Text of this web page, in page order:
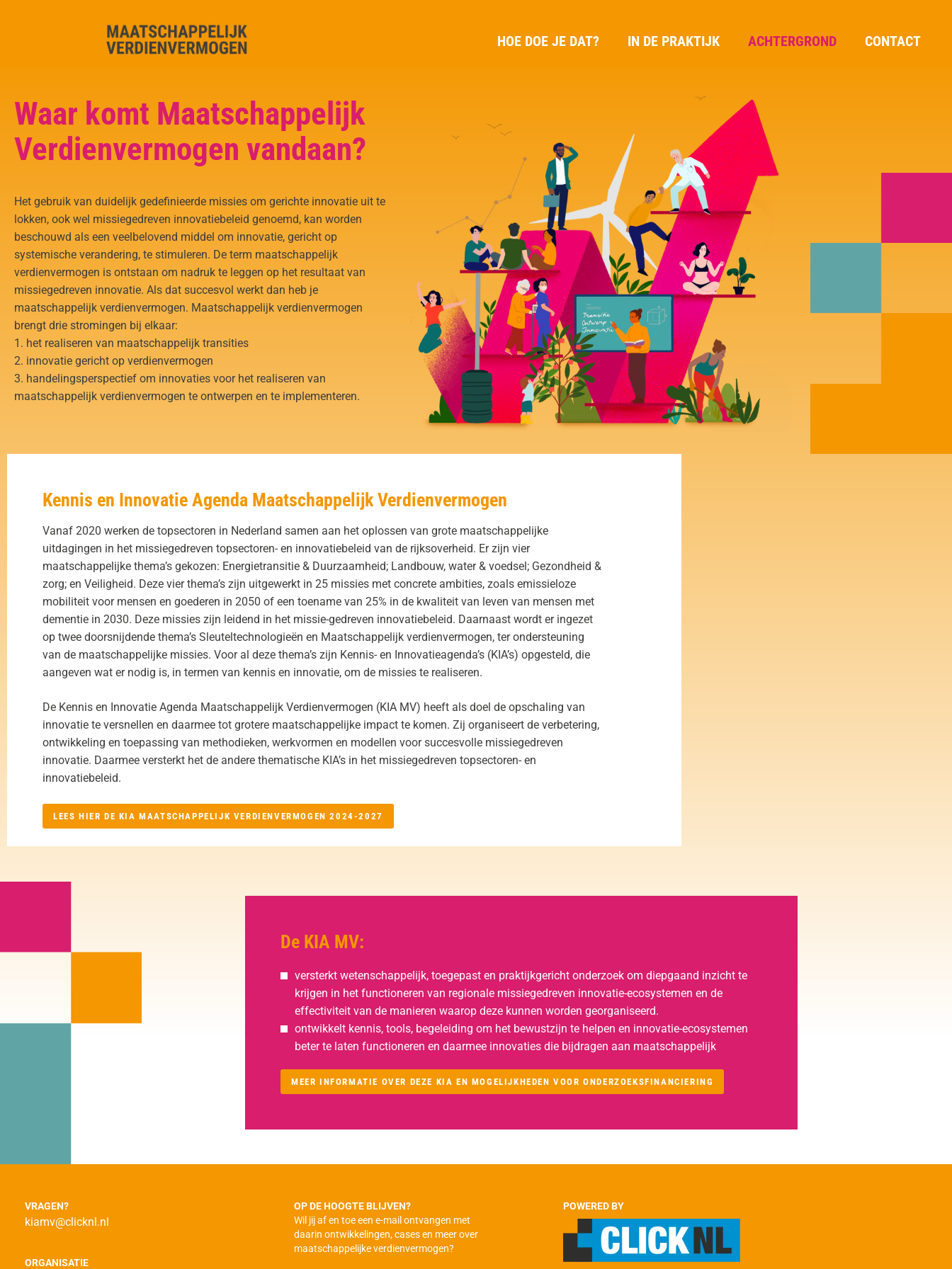
HOE DOE JE DAT? IN DE PRAKTIJK ACHTERGROND CONTACT
Waar komt Maatschappelijk
Verdienvermogen vandaan?
Het gebruik van duidelijk gedefinieerde missies om gerichte innovatie uit te
lokken, ook wel missiegedreven innovatiebeleid genoemd, kan worden
beschouwd als een veelbelovend middel om innovatie, gericht op
systemische verandering, te stimuleren. De term maatschappelijk
verdienvermogen is ontstaan om nadruk te leggen op het resultaat van
missiegedreven innovatie. Als dat succesvol werkt dan heb je
maatschappelijk verdienvermogen. Maatschappelijk verdienvermogen
brengt drie stromingen bij elkaar:
1. het realiseren van maatschappelijk transities
2. innovatie gericht op verdienvermogen
3. handelingsperspectief om innovaties voor het realiseren van
maatschappelijk verdienvermogen te ontwerpen en te implementeren.
Kennis en Innovatie Agenda Maatschappelijk Verdienvermogen
Vanaf 2020 werken de topsectoren in Nederland samen aan het oplossen van grote maatschappelijke
uitdagingen in het missiegedreven topsectoren- en innovatiebeleid van de rijksoverheid. Er zijn vier
maatschappelijke thema’s gekozen: Energietransitie & Duurzaamheid; Landbouw, water & voedsel; Gezondheid &
zorg; en Veiligheid. Deze vier thema’s zijn uitgewerkt in 25 missies met concrete ambities, zoals emissieloze
mobiliteit voor mensen en goederen in 2050 of een toename van 25% in de kwaliteit van leven van mensen met
dementie in 2030. Deze missies zijn leidend in het missie-gedreven innovatiebeleid. Daarnaast wordt er ingezet
op twee doorsnijdende thema’s Sleuteltechnologieën en Maatschappelijk verdienvermogen, ter ondersteuning
van de maatschappelijke missies. Voor al deze thema’s zijn Kennis- en Innovatieagenda’s (KIA’s) opgesteld, die
aangeven wat er nodig is, in termen van kennis en innovatie, om de missies te realiseren.
De Kennis en Innovatie Agenda Maatschappelijk Verdienvermogen (KIA MV) heeft als doel de opschaling van
innovatie te versnellen en daarmee tot grotere maatschappelijke impact te komen. Zij organiseert de verbetering,
ontwikkeling en toepassing van methodieken, werkvormen en modellen voor succesvolle missiegedreven
innovatie. Daarmee versterkt het de andere thematische KIA’s in het missiegedreven topsectoren- en
innovatiebeleid.
LEES HIER DE KIA MAATSCHAPPELIJK VERDIENVERMOGEN 2024-2027
De KIA MV:
versterkt wetenschappelijk, toegepast en praktijkgericht onderzoek om diepgaand inzicht te
krijgen in het functioneren van regionale missiegedreven innovatie-ecosystemen en de
effectiviteit van de manieren waarop deze kunnen worden georganiseerd.
ontwikkelt kennis, tools, begeleiding om het bewustzijn te helpen en innovatie-ecosystemen
beter te laten functioneren en daarmee innovaties die bijdragen aan maatschappelijk
MEER INFORMATIE OVER DEZE KIA EN MOGELIJKHEDEN VOOR ONDERZOEKSFINANCIERING
VRAGEN?
kiamv@clicknl.nl
ORGANISATIE
OP DE HOOGTE BLIJVEN?
Wil jij af en toe een e-mail ontvangen met
daarin ontwikkelingen, cases en meer over
maatschappelijke verdienvermogen?
POWERED BY